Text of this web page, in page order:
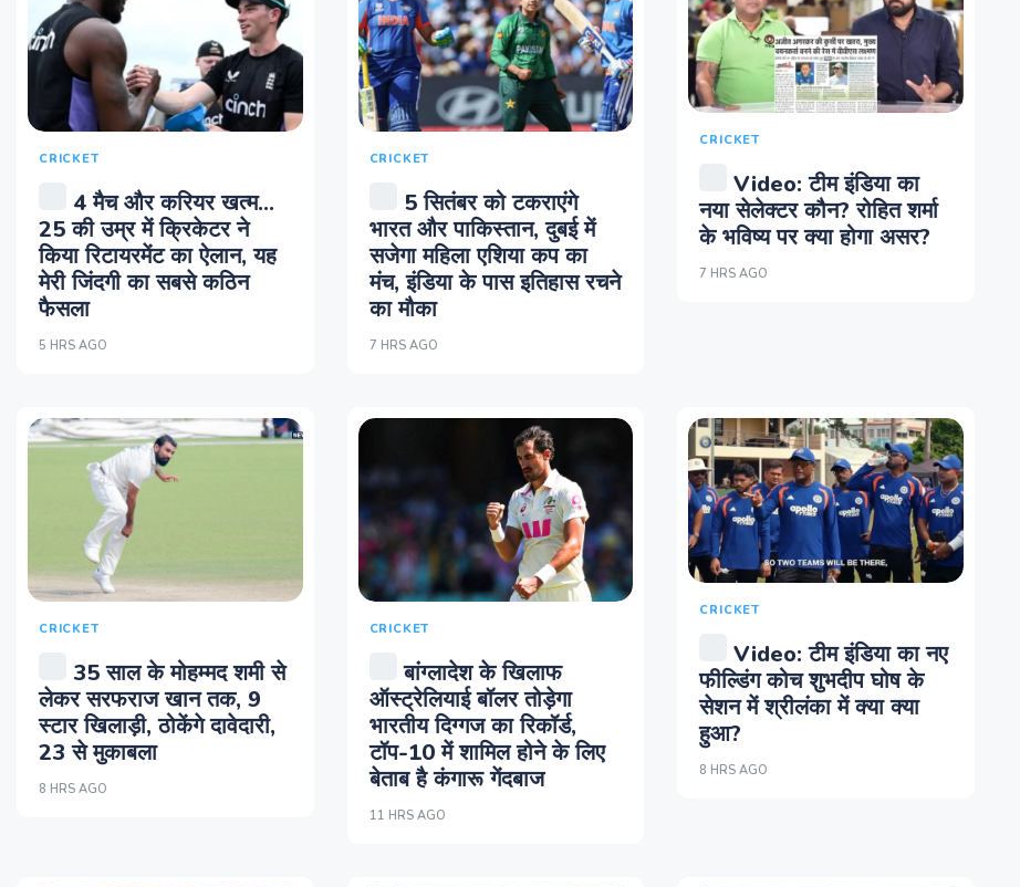
CRICKET
4 मैच और करियर खत्म...
25 की उम्र में क्रिकेटर ने
किया रिटायरमेंट का ऐलान, यह
मेरी जिंदगी का सबसे कठिन
फैसला
5 HRS AGO
CRICKET
5 सितंबर को टकराएंगे
भारत और पाकिस्तान, दुबई में
सजेगा महिला एशिया कप का
मंच, इंडिया के पास इतिहास रचने
का मौका
7 HRS AGO
CRICKET
Video: टीम इंडिया का
नया सेलेक्टर कौन? रोहित शर्मा
के भविष्य पर क्या होगा असर?
7 HRS AGO
CRICKET
35 साल के मोहम्मद शमी से
लेकर सरफराज खान तक, 9
स्टार खिलाड़ी, ठोकेंगे दावेदारी,
23 से मुकाबला
8 HRS AGO
CRICKET
बांग्लादेश के खिलाफ
ऑस्ट्रेलियाई बॉलर तोड़ेगा
भारतीय दिग्गज का रिकॉर्ड,
टॉप-10 में शामिल होने के लिए
बेताब है कंगारू गेंदबाज
11 HRS AGO
CRICKET
Video: टीम इंडिया का नए
फील्डिंग कोच शुभदीप घोष के
सेशन में श्रीलंका में क्या क्या
हुआ?
8 HRS AGO